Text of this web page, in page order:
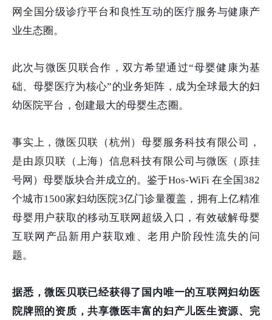
网全国分级诊疗平台和良性互动的医疗服务与健康产
业生态圈。
此次与微医贝联合作，双方希望通过“母婴健康为基
础、母婴医疗为核心”的业务矩阵，成为全球最大的妇
幼医院平台，创建最大的母婴生态圈。
事实上，微医贝联（杭州）母婴服务科技有限公司，
是由原贝联（上海）信息科技有限公司与微医（原挂
号网）母婴版块合并成立的。鉴于Hos-WiFi 在全国382
个城市1500家妇幼医院3亿门诊量覆盖，拥有上亿精准
母婴用户获取的移动互联网超级入口，有效破解母婴
互联网产品新用户获取难、老用户阶段性流失的问
题。
据悉，微医贝联已经获得了国内唯一的互联网妇幼医
院牌照的资质，共享微医丰富的妇产儿医生资源、完